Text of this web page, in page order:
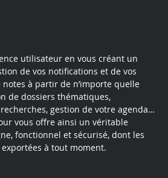
utilisateur en vous créant un
de vos notifications et de vos
à partir de n’importe quelle
de dossiers thématiques,
gestion de votre agenda…
vous offre ainsi un véritable
fonctionnel et sécurisé, dont les
à tout moment.